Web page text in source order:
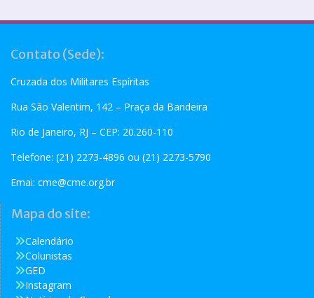
Contato (Sede):
Cruzada dos Militares Espíritas
Rua São Valentim, 142 – Praça da Bandeira
Rio de Janeiro, RJ – CEP: 20.260-110
Telefone: (21) 2273-4896 ou (21) 2273-5790
Emai: cme@cme.org.br
Mapa do site:
Calendário
Colunistas
GED
Instagram